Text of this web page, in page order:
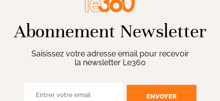
Abonnement Newsletter
Saisissez votre adresse email pour recevoir
la newsletter Le360
ENVOYER